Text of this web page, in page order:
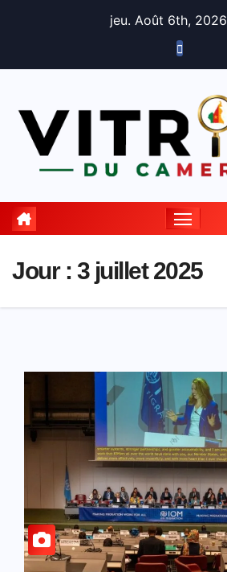
jeu. Août 6th, 2026
Jour : 3 juillet 2025